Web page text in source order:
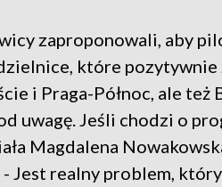
zaproponowali, aby
które pozytywnie
i Praga-Północ, ale też
uwagę. Jeśli chodzi o
Magdalena
- Jest realny problem,